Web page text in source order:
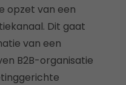
opzet van een
Dit gaat
van een
B2B-organisatie